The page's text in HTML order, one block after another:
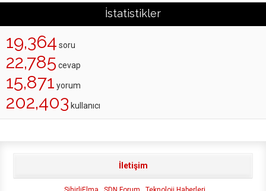
İstatistikler
19,364 soru
22,785 cevap
15,871 yorum
202,403 kullanıcı
İletişim